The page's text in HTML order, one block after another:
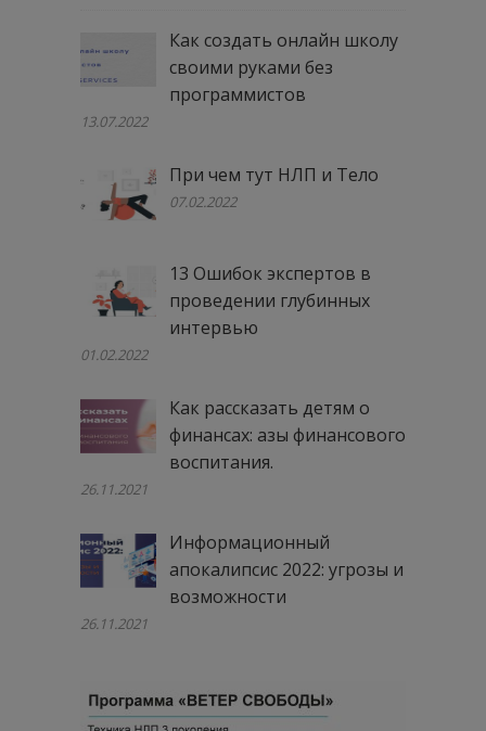
Как создать онлайн школу
своими руками без
программистов
13.07.2022
При чем тут НЛП и Тело
07.02.2022
13 Ошибок экспертов в
проведении глубинных
интервью
01.02.2022
Как рассказать детям о
финансах: азы финансового
воспитания.
26.11.2021
Информационный
апокалипсис 2022: угрозы и
возможности
26.11.2021